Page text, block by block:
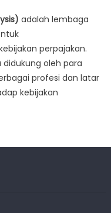
adalah lembaga
perpajakan.
didukung oleh para
profesi dan latar
kebijakan